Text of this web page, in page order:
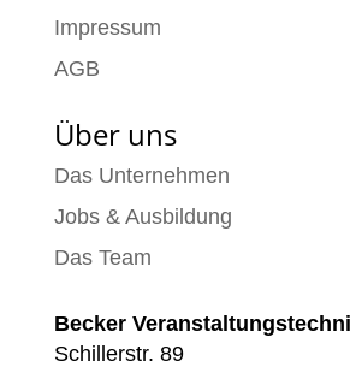
Impressum
AGB
Über uns
Das Unternehmen
Jobs & Ausbildung
Das Team
Becker
Schillerstr. 89